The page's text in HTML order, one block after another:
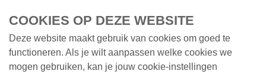
MENU
Milieunieuws
COOKIES OP DEZE WEBSITE
Deze website maakt gebruik van cookies om goed te
functioneren. Als je wilt aanpassen welke cookies we
mogen gebruiken, kan je jouw cookie-instellingen